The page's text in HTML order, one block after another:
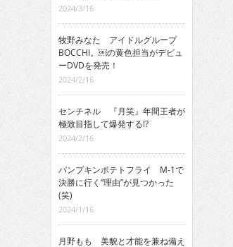
2024/3/16
牧野みなた アイドルグループ
BOCCHI。￼の黄色担当がデビュ
ーDVDを発売！
2024/2/16
センチネル 『月笑』年間王者が
極致目指して爆発する!?
2024/2/16
パンプキンポテトフライ M-1で
決勝に行く“理由”が見つかった
(笑)
2024/1/16
月野もも 美貌と才能を兼ね備え